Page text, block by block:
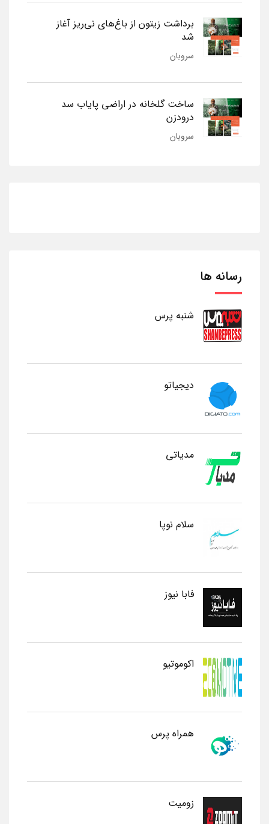
برداشت زیتون از باغ‌های نی‌ریز آغاز
شد
سروبان
ساخت گلخانه در اراضی پایاب سد
درودزن
سروبان
رسانه ها
شنبه پرس
دیجیاتو
مدیاتی
سلام نوپا
فابا نیوز
اکوموتیو
همراه پرس
زومیت